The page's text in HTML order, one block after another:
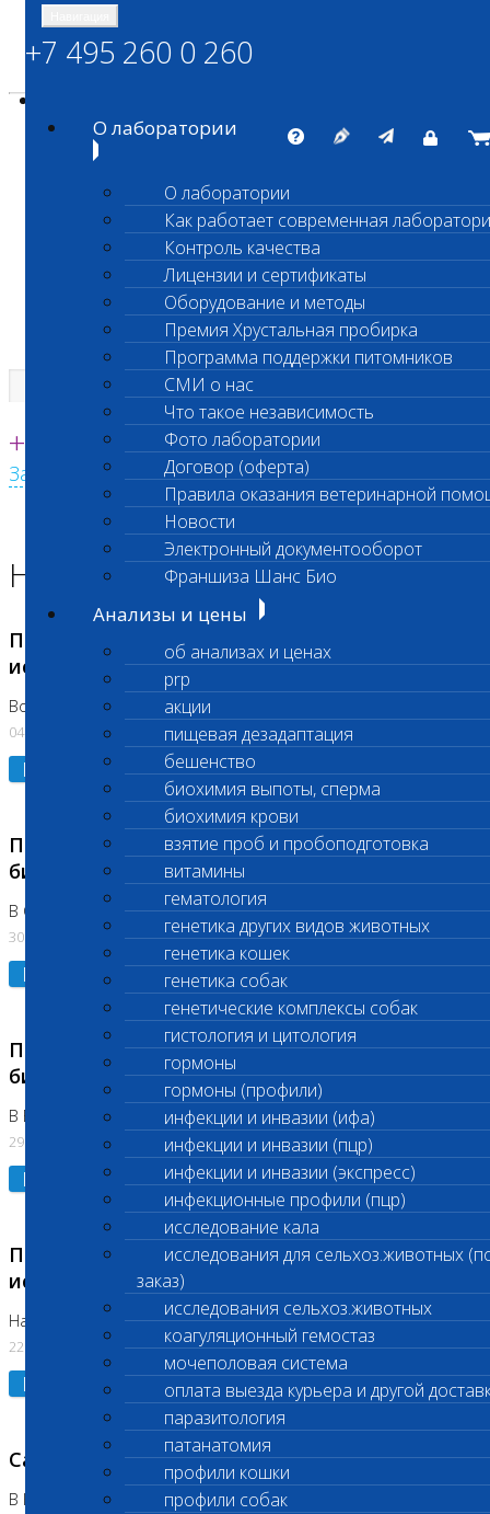
ШАНС БИО
Независимая ветеринарная лаборатория
Единая круглосуточная справочная
+7 495 260 0 260
Заказать звонок с сайта
+7 495 260 0 260
О лаборатории
О лаборатории
Как работает современная
Контроль качества
Лицензии и сертификаты
Оборудование и методы
Премия Хрустальная пробирка
Программа поддержки питомников
СМИ о нас
Что такое независимость
Фото лаборатории
Договор (оферта)
Правила оказания ветеринарной
Новости
Электронный документооборот
Франшиза Шанс Био
Анализы и цены
об анализах и ценах
prp
акции
пищевая дезадаптация
бешенство
биохимия выпоты, сперма
биохимия крови
взятие проб и пробоподготовка
витамины
гематология
генетика других видов животных
генетика кошек
генетика собак
генетические комплексы собак
гистология и цитология
гормоны
гормоны (профили)
инфекции и инвазии (ифа)
инфекции и инвазии (пцр)
инфекции и инвазии (экспресс)
инфекционные профили (пцр)
исследование кала
исследования для сельхоз.животных
заказ)
исследования сельхоз.животных
коагуляционный гемостаз
мочеполовая система
оплата выезда курьера и другой
паразитология
патанатомия
профили кошки
профили собак
Главная страница
Новости лаборатории
Приостановка срочных биохимических
исследований
Во Владыкино
04.08.2026
Подробнее
Приостановлено выполнение срочных
биохимических исследований
В Сколково. Код (123,309,310)
30.07.2026
Подробнее
Приостановлено выполнение срочных
биохимических исследований
В Бутово 29.07.26
29.07.2026
Подробнее
Приостановлено выполнение биохимических
исследований
На Нагорной. Код ( 123,310,309)
22.07.2026
Подробнее
Санитарные дни
В Коломне 24.07.2026 и 28.07.2026